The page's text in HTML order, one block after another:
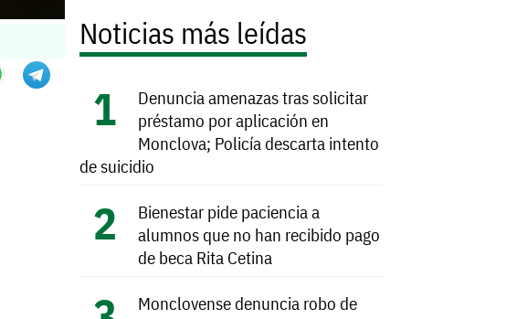
Noticias más leídas
Denuncia amenazas tras solicitar
préstamo por aplicación en
Monclova; Policía descarta intento
de suicidio
Bienestar pide paciencia a
alumnos que no han recibido pago
de beca Rita Cetina
Monclovense denuncia robo de